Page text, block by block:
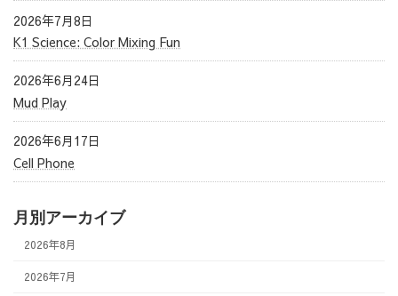
2026年7月8日
K1 Science: Color Mixing Fun
2026年6月24日
Mud Play
2026年6月17日
Cell Phone
月別アーカイブ
2026年8月
2026年7月